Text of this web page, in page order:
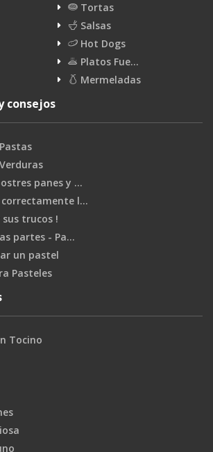
Tortas
Salsas
Hot Dogs
Platos Fue…
Mermeladas
consejos
panes y …
correctamente l…
sus trucos !
partes - Pa…
un pastel
Pasteles
Tocino